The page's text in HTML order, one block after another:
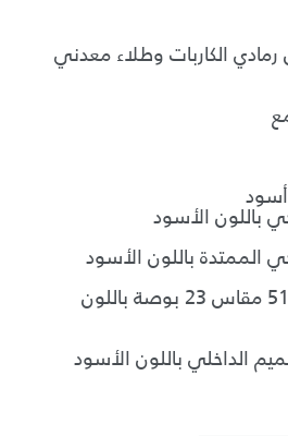
الكاربات وطلاء معدني
باللون الأسود
الممتدة باللون الأسود
- عجلات بتصميم 5135 مقاس 23 بوصة باللون
الداخلي باللون الأسود